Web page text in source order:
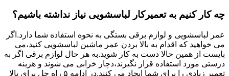
چه کار کنیم به تعمیرکار لباسشویی نیاز نداشته باشیم؟
عمر لباسشویی و لوازم برقی بستگی به نحوه استفاده شما دارد.اگر
می خواهید که اقدام به بالا بردن عمر ماشین لباسشویی کنید،می
بایست از همین حالا دست به کار شوید.به هر حال لوازم برقی اگر به
درستی مورد استفاده قرار نگیرند،دچار خرابی می شوند و هزینه
تعمیر زیادی را برای شما ایجاد می کنند.در ادامه ۵ راه حل برای بالا